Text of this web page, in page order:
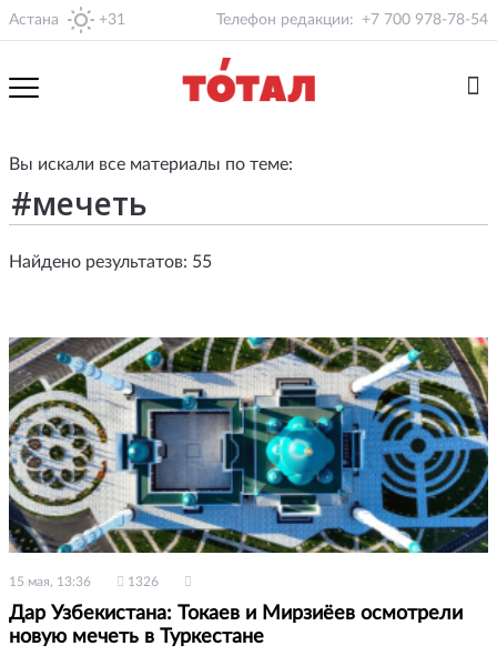
Астана +31 Телефон редакции: +7 700 978-78-54
Вы искали все материалы по теме:
Найдено результатов: 55
15 мая, 13:36 1326
Дар Узбекистана: Токаев и Мирзиёев осмотрели
новую мечеть в Туркестане